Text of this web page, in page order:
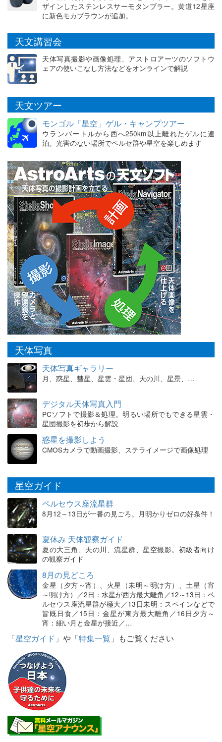
ザインしたステンレスサーモタンブラー。黄道12星座
に新色モカブラウンが追加。
天文講習会
天体写真撮影や画像処理、アストロアーツのソフトウ
ェアの使いこなし方法などをオンラインで解説
天文ツアー
モンゴル「星空」ゲル・キャンプツアー
ウランバートルから西へ250km以上離れたゲルに連
泊。光害のない場所でペルセ群や星空を楽しめます
天体写真
天体写真ギャラリー
月、惑星、彗星、星雲・星団、天の川、星景、…
デジタル天体写真入門
PCソフトで撮影＆処理。明るい場所でもできる星雲・
星団撮影を初歩から解説
惑星を撮影しよう
CMOSカメラで動画撮影、ステライメージで画像処理
星空ガイド
ペルセウス座流星群
8月12～13日が一番の見ごろ。月明かりゼロの好条件！
夏休み 天体観察ガイド
夏の大三角、天の川、流星群、星空撮影。初級者向け
の観察ガイド
8月の見どころ
金星（夕方～宵）、火星（未明～明け方）、土星（宵
～明け方）／2日：水星が西方最大離角／12～13日：ペ
ルセウス座流星群が極大／13日未明：スペインなどで
皆既日食／15日：金星が東方最大離角／16日夕方～
宵：細い月と金星が接近／…
「星空ガイド 」や「特集一覧 」もご覧ください